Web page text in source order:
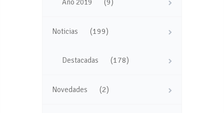
Año 2019
Noticias (199)
Destacadas (178)
Novedades (2)